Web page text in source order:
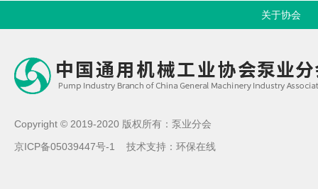
关于协会
Copyright © 2019-2020 版权所有：泵业分会
京ICP备05039447号-1
技术支持： 环保在线